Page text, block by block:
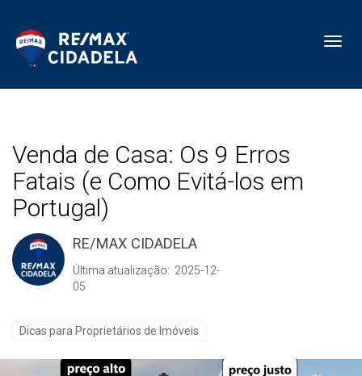
Venda de Casa: Os 9 Erros
Fatais (e Como Evitá-los em
Portugal)
RE/MAX CIDADELA
Última atualização: 2025-12-
05
Dicas para Proprietários de Imóveis